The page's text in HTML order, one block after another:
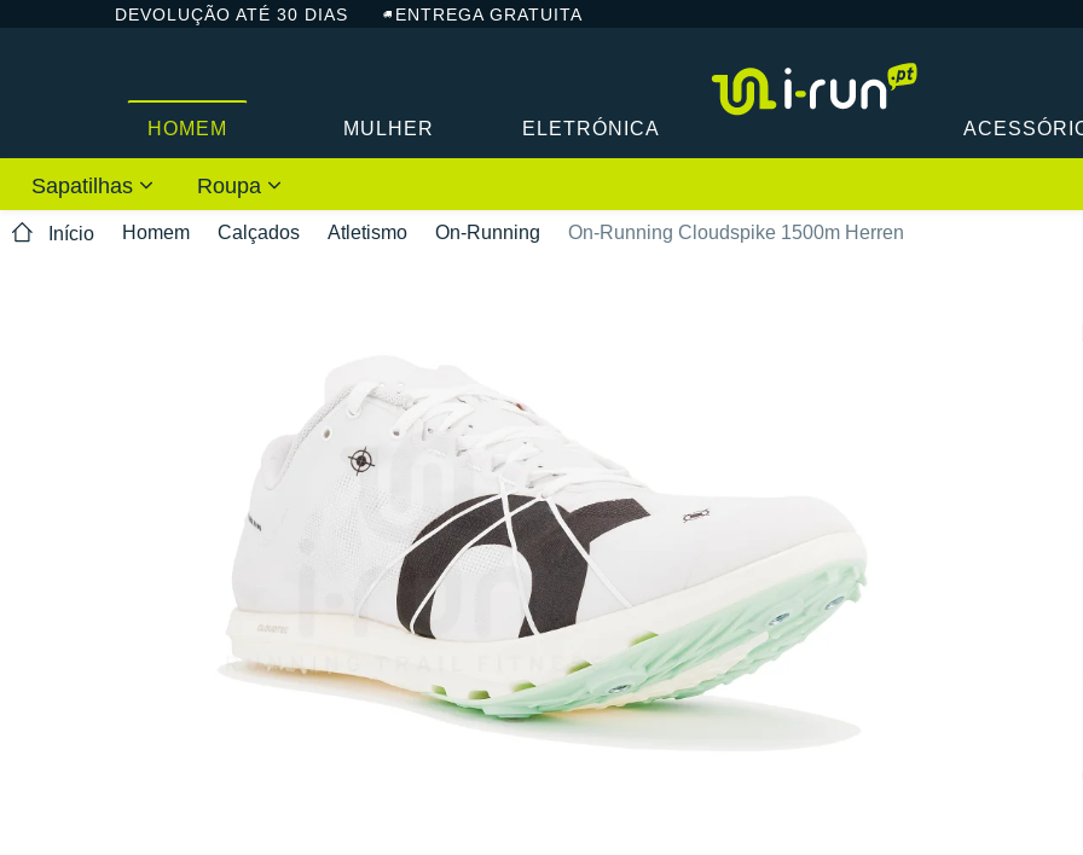
DEVOLUÇÃO ATÉ 30 DIAS ENTREGA GRATUITA
HOMEM MULHER ELETRÓNICA
Sapatilhas Roupa
Início Homem Calçados Atletismo On-Running On-Running Cloudspike 1500m Herren